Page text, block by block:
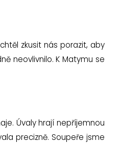
zkusit nás porazit, aby
neovlivnilo. K Matymu se
Úvaly hrají nepříjemnou
precizně. Soupeře jsme